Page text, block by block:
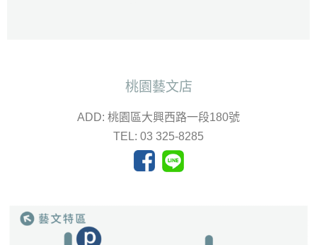
桃園藝文店
ADD: 桃園區大興西路一段180號
TEL: 03 325-8285